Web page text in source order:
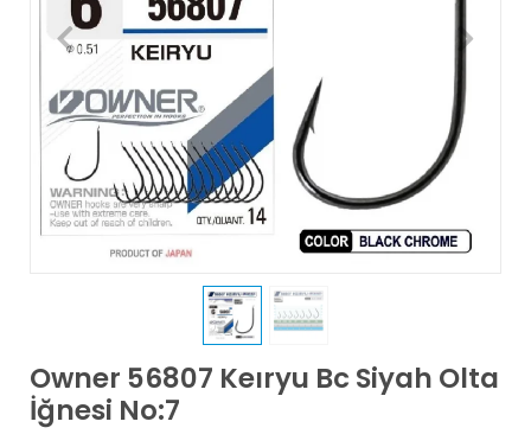
Owner 56807 Keıryu Bc Siyah Olta
İğnesi No:7